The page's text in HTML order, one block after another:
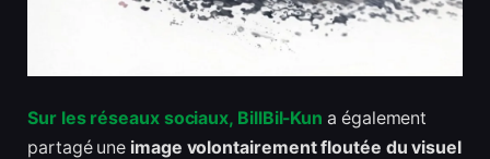
Sur les réseaux sociaux, BillBil-Kun a également
partagé une image volontairement floutée du visuel